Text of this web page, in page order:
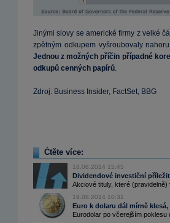
Jinými slovy se americké firmy z velké
zpětným odkupem vyšroubovaly
Jednou z možných příčin případné
odkupů cenných papírů.
Zdroj: Business Insider, FactSet, BBG
Čtěte více:
18.08.2014 15:45
Dividendové investiční
Akciové tituly, které
19.08.2014 10:31
Euro k dolaru dál mírně
Eurodolar po včerejším